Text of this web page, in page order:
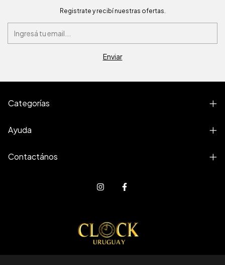
Registrate y recibí nuestras ofertas.
Categorías
Ayuda
Contactános